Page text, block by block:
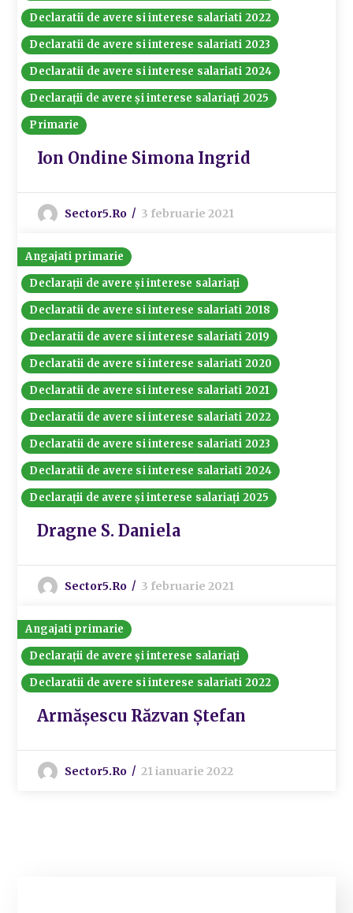
Declaratii de avere si interese salariati 2022
Declaratii de avere si interese salariati 2023
Declaratii de avere si interese salariati 2024
Declarații de avere și interese salariați 2025
Primarie
Ion Ondine Simona Ingrid
Sector5.ro 3 februarie 2021
Angajati primarie
Declarații de avere și interese salariați
Declaratii de avere si interese salariati 2018
Declaratii de avere si interese salariati 2019
Declaratii de avere si interese salariati 2020
Declaratii de avere si interese salariati 2021
Declaratii de avere si interese salariati 2022
Declaratii de avere si interese salariati 2023
Declaratii de avere si interese salariati 2024
Declarații de avere și interese salariați 2025
Dragne S. Daniela
Sector5.ro 3 februarie 2021
Angajati primarie
Declarații de avere și interese salariați
Declaratii de avere si interese salariati 2022
Armășescu Răzvan Ștefan
Sector5.ro 21 ianuarie 2022